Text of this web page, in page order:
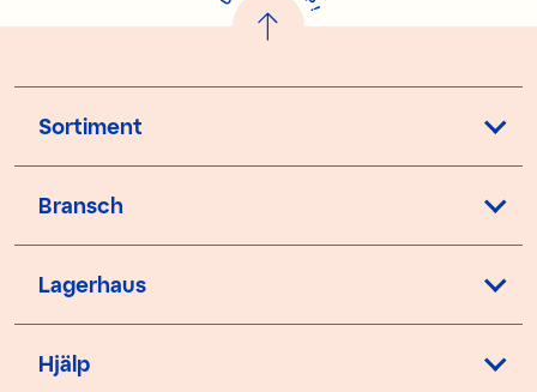
!
Sortiment
Bransch
Lagerhaus
Hjälp